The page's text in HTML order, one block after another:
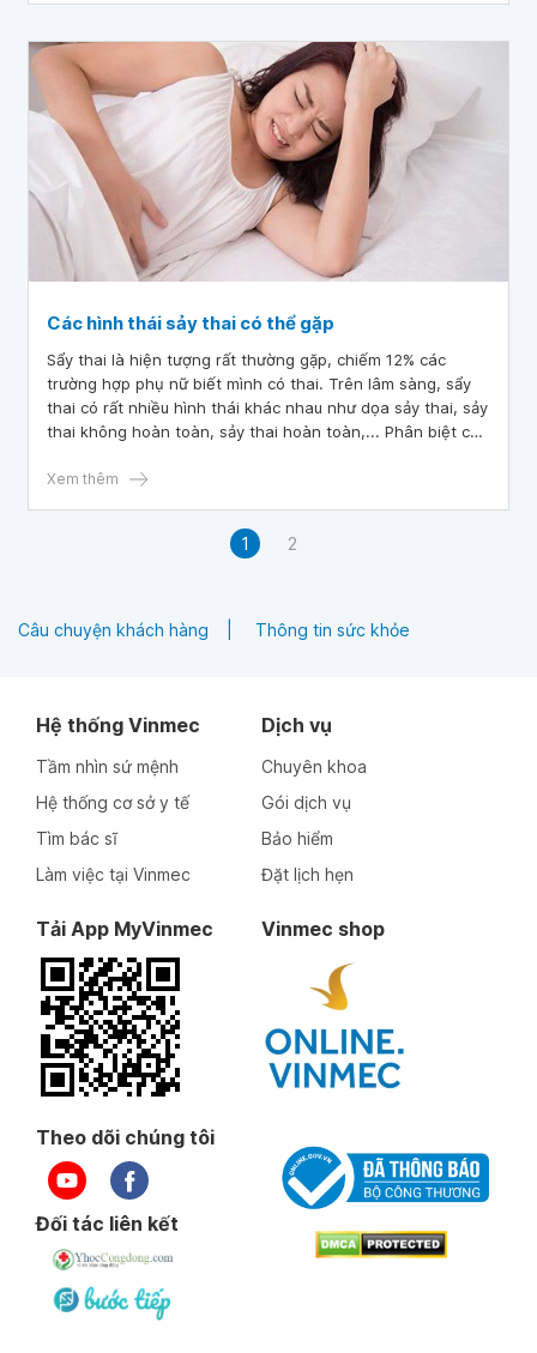
Các hình thái sảy thai có thể gặp
Sẩy thai là hiện tượng rất thường gặp, chiếm 12% các
trường hợp phụ nữ biết mình có thai. Trên lâm sàng, sẩy
thai có rất nhiều hình thái khác nhau như dọa sảy thai, sảy
thai không hoàn toàn, sảy thai hoàn toàn,... Phân biệt các
thiệp phù hợp.
Xem thêm
1 2
Câu chuyện khách hàng Thông tin sức khỏe
Hệ thống Vinmec
Tầm nhìn sứ mệnh
Hệ thống cơ sở y tế
Tìm bác sĩ
Làm việc tại Vinmec
Dịch vụ
Chuyên khoa
Gói dịch vụ
Bảo hiểm
Đặt lịch hẹn
Tải App MyVinmec Vinmec shop
Theo dõi chúng tôi
Đối tác liên kết